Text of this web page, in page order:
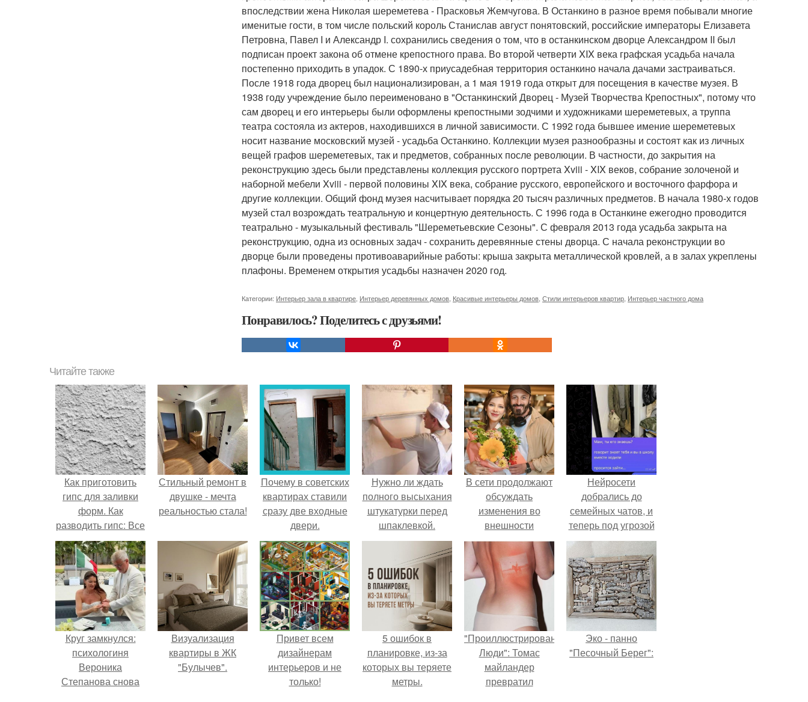
впоследствии жена Николая шереметева - Прасковья Жемчугова. В Останкино в разное время побывали многие
именитые гости, в том числе польский король Станислав август понятовский, российские императоры Елизавета
Петровна, Павел I и Александр I. сохранились сведения о том, что в останкинском дворце Александром II был
подписан проект закона об отмене крепостного права. Во второй четверти XIX века графская усадьба начала
постепенно приходить в упадок. С 1890-х приусадебная территория останкино начала дачами застраиваться.
После 1918 года дворец был национализирован, а 1 мая 1919 года открыт для посещения в качестве музея. В
1938 году учреждение было переименовано в "Останкинский Дворец - Музей Творчества Крепостных", потому что
сам дворец и его интерьеры были оформлены крепостными зодчими и художниками шереметевых, а труппа
театра состояла из актеров, находившихся в личной зависимости. С 1992 года бывшее имение шереметевых
носит название московский музей - усадьба Останкино. Коллекции музея разнообразны и состоят как из личных
вещей графов шереметевых, так и предметов, собранных после революции. В частности, до закрытия на
реконструкцию здесь были представлены коллекция русского портрета Xviii - XIX веков, собрание золоченой и
наборной мебели Xviii - первой половины XIX века, собрание русского, европейского и восточного фарфора и
другие коллекции. Общий фонд музея насчитывает порядка 20 тысяч различных предметов. В начала 1980-х годов
музей стал возрождать театральную и концертную деятельность. С 1996 года в Останкине ежегодно проводится
театрально - музыкальный фестиваль "Шереметьевские Сезоны". С февраля 2013 года усадьба закрыта на
реконструкцию, одна из основных задач - сохранить деревянные стены дворца. С начала реконструкции во
дворце были проведены противоаварийные работы: крыша закрыта металлической кровлей, а в залах укреплены
плафоны. Временем открытия усадьбы назначен 2020 год.
Категории: Интерьер зала в квартире Интерьер деревянных домов Красивые интерьеры домов Стили интерьеров квартир Интерьер частного дома
Понравилось? Поделитесь с друзьями!
Читайте также
Как приготовить
гипс для заливки
форм. Как
разводить гипс: Все
о приготовлении
идеального
раствора
Стильный ремонт в
двушке - мечта
реальностью стала!
Почему в советских
квартирах ставили
сразу две входные
двери.
Нужно ли ждать
полного высыхания
штукатурки перед
шпаклевкой.
Сколько времени
сохнет штукатурка в
зависимости от
вида смеси и
материала
основания
В сети продолжают
обсуждать
изменения во
внешности
актрисы.
Нейросети
добрались до
семейных чатов, и
теперь под угрозой
мамины нервы.
Круг замкнулся:
психологиня
Вероника
Степанова снова
Визуализация
квартиры в ЖК
"Булычев".
Привет всем
дизайнерам
интерьеров и не
только!
5 ошибок в
планировке, из-за
которых вы теряете
метры.
"Проиллюстрированные
Люди": Томас
майландер
превратил
Эко - панно
"Песочный Берег":